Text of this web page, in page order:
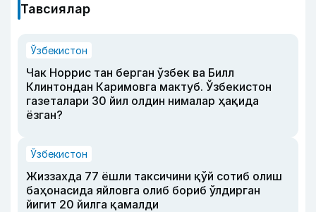
Тавсиялар
Ўзбекистон
Чак Норрис тан берган ўзбек ва Билл
Клинтондан Каримовга мактуб. Ўзбекистон
газеталари 30 йил олдин нималар ҳақида
ёзган?
Ўзбекистон
Жиззахда 77 ёшли таксичини қўй сотиб олиш
баҳонасида яйловга олиб бориб ўлдирган
йигит 20 йилга қамалди